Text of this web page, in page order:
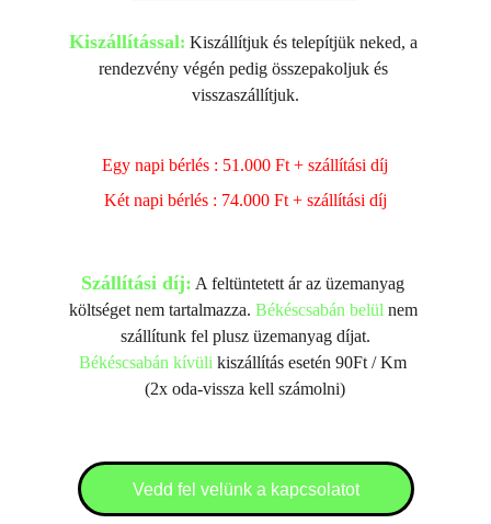
Kiszállítással: Kiszállítjuk és telepítjük neked, a
rendezvény végén pedig összepakoljuk és
visszaszállítjuk.
Egy napi bérlés : 51.000 Ft + szállítási díj
Két napi bérlés : 74.000 Ft + szállítási díj
Szállítási díj: A feltüntetett ár az üzemanyag
költséget nem tartalmazza. Békéscsabán belül nem
szállítunk fel plusz üzemanyag díjat.
Békéscsabán kívüli kiszállítás esetén 90Ft / Km
(2x oda-vissza kell számolni)
Vedd fel velünk a kapcsolatot